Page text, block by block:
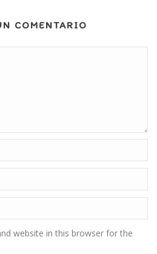
COMENTARIO
website in this browser for the